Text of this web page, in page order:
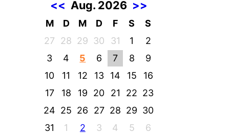
<< Aug. 2026 >>
M D M D F S
S
27
28 29 30 31 1
2
3
4 5 6 7 8
9
10
11 12 13 14 15
16
17
18 19 20 21 22 23
24 25 26 27 28 29 30
31
1 2 3 4 5 6